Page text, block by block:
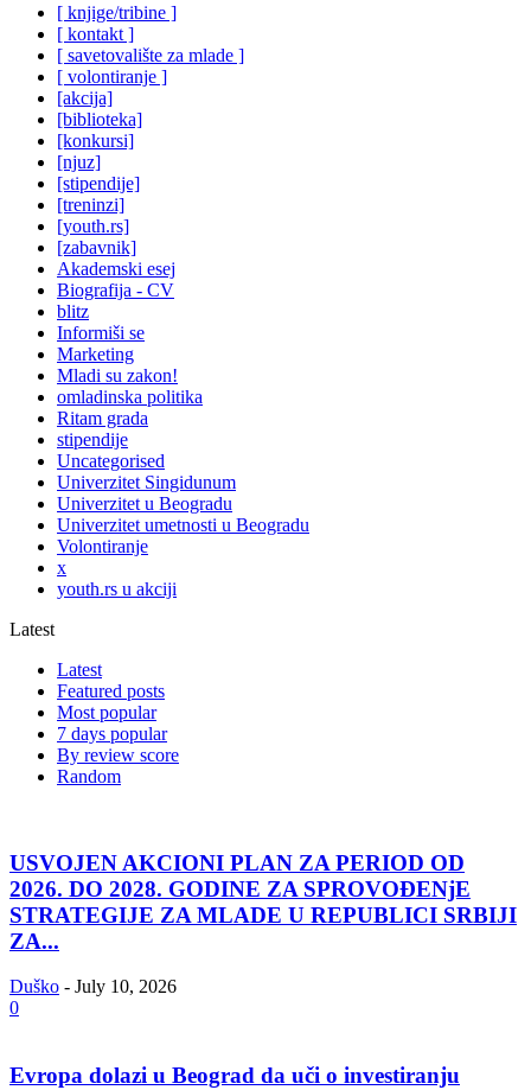
[ knjige/tribine ]
[ kontakt ]
[ savetovalište za mlade ]
[ volontiranje ]
[akcija]
[biblioteka]
[konkursi]
[njuz]
[stipendije]
[treninzi]
[youth.rs]
[zabavnik]
Akademski esej
Biografija - CV
blitz
Informiši se
Marketing
Mladi su zakon!
omladinska politika
Ritam grada
stipendije
Uncategorised
Univerzitet Singidunum
Univerzitet u Beogradu
Univerzitet umetnosti u Beogradu
Volontiranje
x
youth.rs u akciji
Latest
Latest
Featured posts
Most popular
7 days popular
By review score
Random
USVOJEN AKCIONI PLAN ZA PERIOD OD
2026. DO 2028. GODINE ZA SPROVOĐENjE
STRATEGIJE ZA MLADE U REPUBLICI SRBIJI
ZA...
Duško - July 10, 2026
0
Evropa dolazi u Beograd da uči o investiranju